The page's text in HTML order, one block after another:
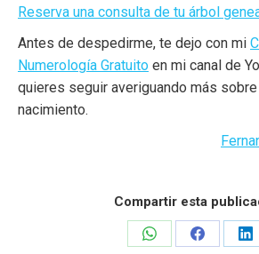
Reserva una consulta de tu árbol
Antes de despedirme, te dejo con mi
Numerología Gratuito en mi canal de
quieres seguir averiguando más
nacimiento.
Compartir esta
Share
Share